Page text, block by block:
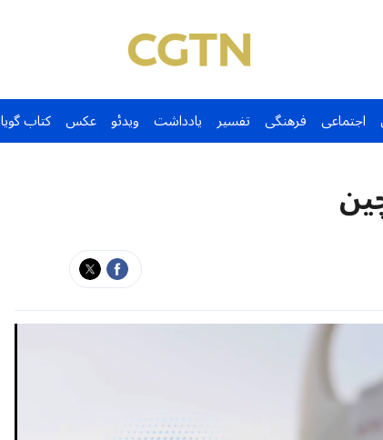
اجتماعی فرهنگی تفسیر یادداشت ویدئو عکس کتاب گویا